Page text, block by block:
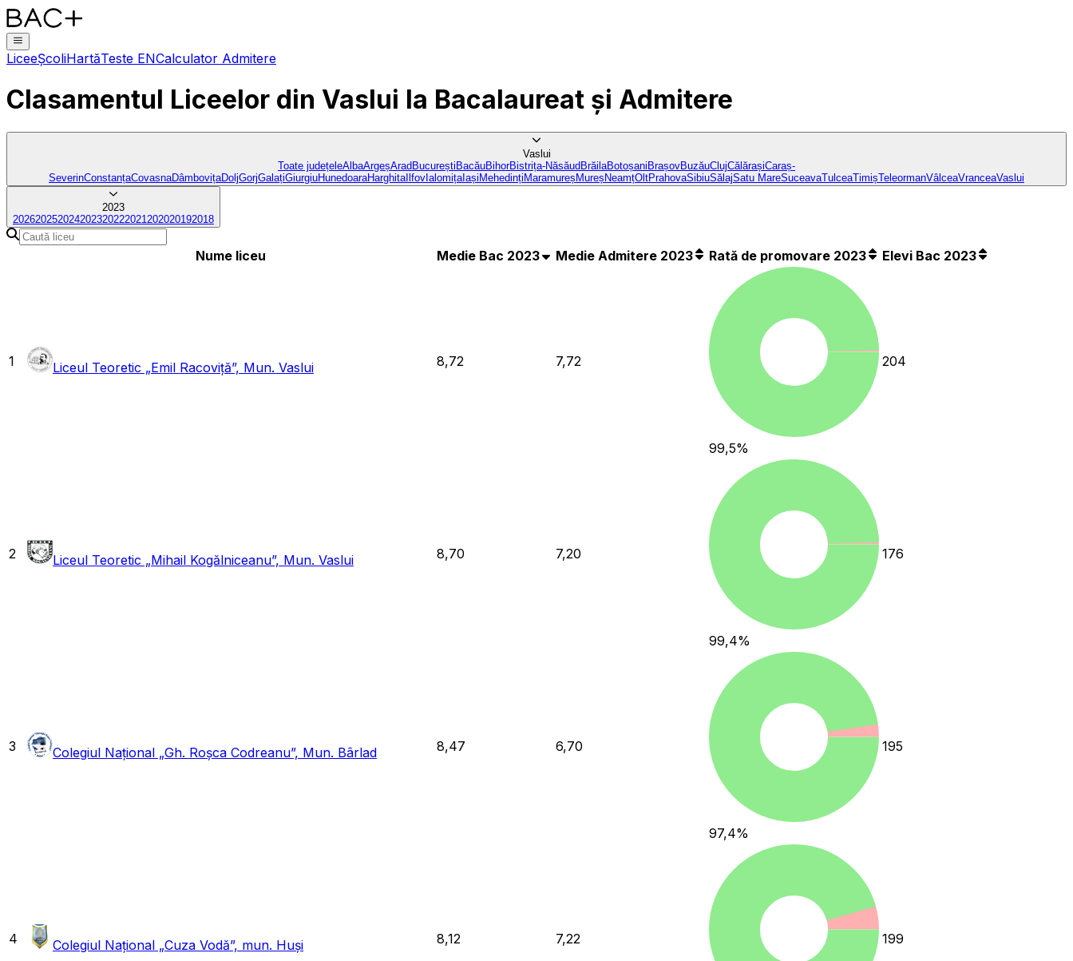
LiceeȘcoliHartăTeste ENCalculator Admitere
Clasamentul Liceelor din Vaslui la Bacalaureat și Admitere
Vaslui
Toate județeleAlbaArgeșAradBucureștiBacăuBihorBistrița-NăsăudBrăilaBotoșaniBrașovBuzăuClujCălărașiCaraș-
SeverinConstanțaCovasnaDâmbovițaDoljGorjGalațiGiurgiuHunedoaraHarghitaIlfovIalomițaIașiMehedințiMaramureșMureșNeamțOltPrahovaSibiuSălajSatu MareSuceavaTulceaTimișTeleormanVâlceaVranceaVaslui
2023
202620252024202320222021 202020192018
Nume liceu Medie Bac 2023 Medie Admitere 2023 Rată de promovare 2023 Elevi Bac 2023
1 Liceul Teoretic „Emil Racoviță”, Mun. Vaslui 8,72 7,72
99,5%
204
2 Liceul Teoretic „Mihail Kogălniceanu”, Mun. Vaslui 8,70 7,20
99,4%
176
3 Colegiul Național „Gh. Roșca Codreanu”, Mun. Bârlad 8,47 6,70
97,4%
195
4 Colegiul Național „Cuza Vodă”, mun. Huși 8,12 7,22 199